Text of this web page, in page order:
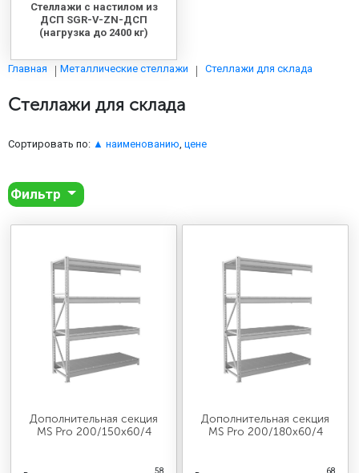
Стеллажи с настилом из
ДСП SGR-V-ZN-ДСП
(нагрузка до 2400 кг)
Главная Металлические стеллажи Стеллажи для склада
Стеллажи для склада
Сортировать по: ▲ наименованию цене
Фильтр
Дополнительная секция
MS Pro 200/150x60/4
58
Дополнительная секция
MS Pro 200/180x60/4
68